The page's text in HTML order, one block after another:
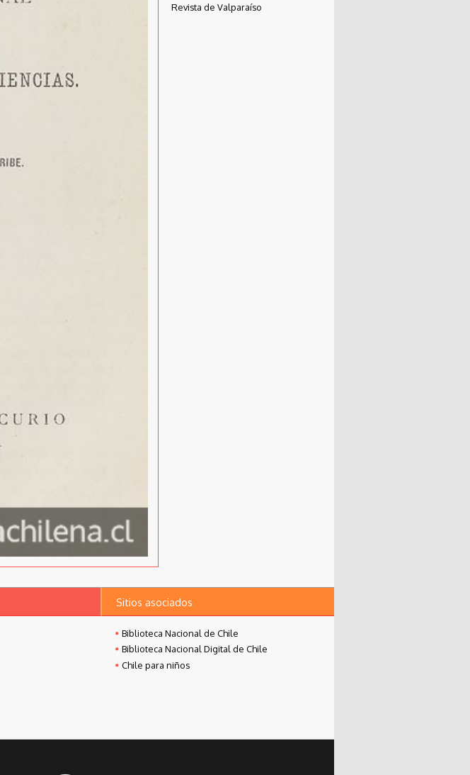
Revista de Valparaíso
Sitios asociados
Biblioteca Nacional de Chile
Biblioteca Nacional Digital de Chile
Chile para niños